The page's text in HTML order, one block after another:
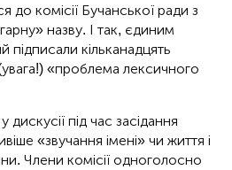
до комісії Бучанської ради з
назву. І так, єдиним
підписали кільканадцять
«проблема лексичного
під час засідання
«звучання імені» чи життя і
Члени комісії одноголосно